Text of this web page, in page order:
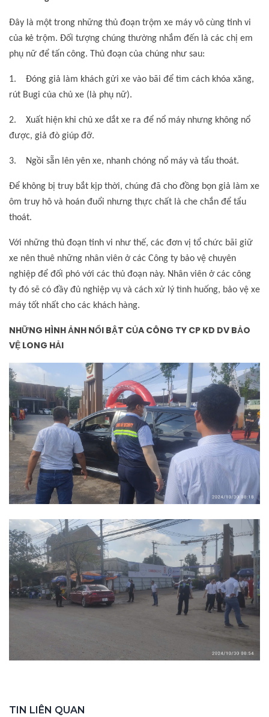
Đây là một trong những thủ đoạn trộm xe máy vô cùng tinh vi
của kẻ trộm. Đối tượng chúng thường nhắm đến là các chị em
phụ nữ để tấn công. Thủ đoạn của chúng như sau:
1. Đóng giả làm khách gửi xe vào bãi để tìm cách khóa xăng,
rút Bugi của chủ xe (là phụ nữ).
2. Xuất hiện khi chủ xe dắt xe ra để nổ máy nhưng không nổ
được, giả đò giúp đỡ.
3. Ngồi sẵn lên yên xe, nhanh chóng nổ máy và tẩu thoát.
Để không bị truy bắt kịp thời, chúng đã cho đồng bọn giả làm xe
ôm truy hô và hoán đuổi nhưng thực chất là che chắn để tẩu
thoát.
Với những thủ đoạn tinh vi như thế, các đơn vị tổ chức bãi giữ
xe nên thuê những nhân viên ở các Công ty bảo vệ chuyên
nghiệp để đối phó với các thủ đoạn này. Nhân viên ở các công
ty đó sẽ có đầy đủ nghiệp vụ và cách xử lý tình huống, bảo vệ xe
máy tốt nhất cho các khách hàng.
NHỮNG HÌNH ẢNH NỔI BẬT CỦA CÔNG TY CP KD DV BẢO
VỆ LONG HẢI
TIN LIÊN QUAN